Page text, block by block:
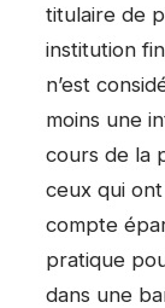
titulaire de
institution
n’est
moins une
cours de la
ceux qui
compte
pratique
dans une